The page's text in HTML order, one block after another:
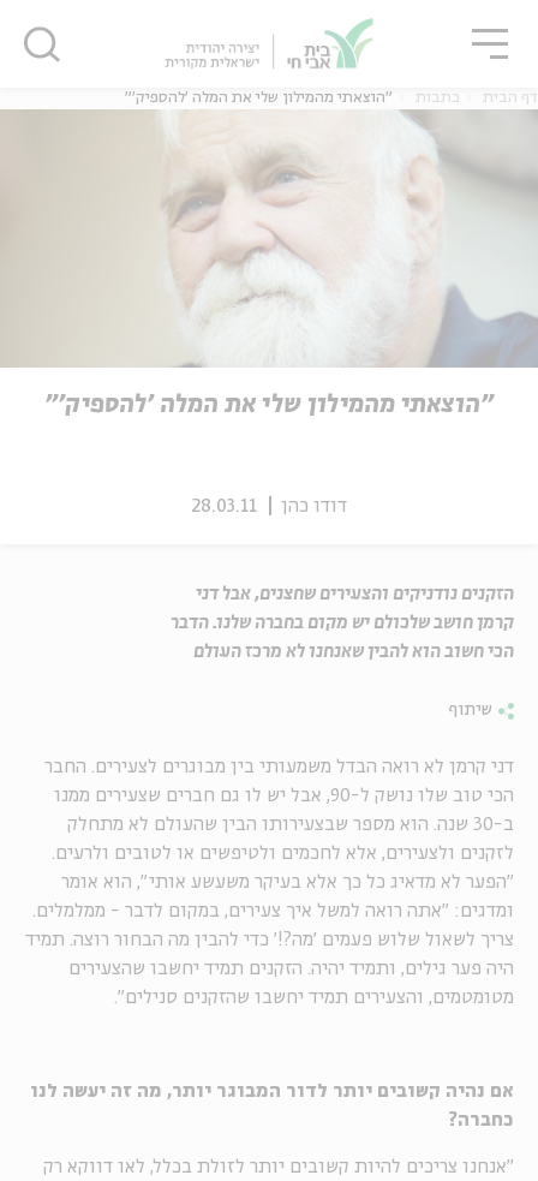
אנגלית
דף הבית כתבות "הוצאתי מהמילון שלי את המלה 'להספיק'"
"הוצאתי מהמילון שלי את המלה 'להספיק'"
דודו כהן 28.03.11
הזקנים נודניקים והצעירים שחצנים, אבל דני
קרמן חושב שלכולם יש מקום בחברה שלנו. הדבר
הכי חשוב הוא להבין שאנחנו לא מרכז העולם
שיתוף
דני קרמן לא רואה הבדל משמעותי בין מבוגרים לצעירים. החבר
הכי טוב שלו נושק ל-90, אבל יש לו גם חברים שצעירים ממנו
ב-30 שנה. הוא מספר שבצעירותו הבין שהעולם לא מתחלק
לזקנים ולצעירים, אלא לחכמים ולטיפשים או לטובים ולרעים.
"הפער לא מדאיג כל כך אלא בעיקר משעשע אותי", הוא אומר
ומדגים: "אתה רואה למשל איך צעירים, במקום לדבר - ממלמלים.
צריך לשאול שלוש פעמים 'מה?!' כדי להבין מה הבחור רוצה. תמיד
היה פער גילים, ותמיד יהיה. הזקנים תמיד יחשבו שהצעירים
מטומטמים, והצעירים תמיד יחשבו שהזקנים סנילים".
אם נהיה קשובים יותר לדור המבוגר יותר, מה זה יעשה לנו
כחברה?
"אנחנו צריכים להיות קשובים יותר לזולת בכלל, לאו דווקא רק
סגור